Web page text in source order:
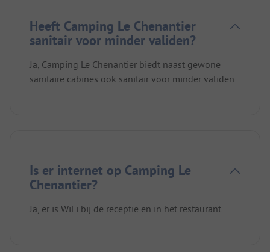
Heeft Camping Le Chenantier
sanitair voor minder validen?
Ja, Camping Le Chenantier biedt naast gewone
sanitaire cabines ook sanitair voor minder validen.
Is er internet op Camping Le
Chenantier?
Ja, er is WiFi bij de receptie en in het restaurant.